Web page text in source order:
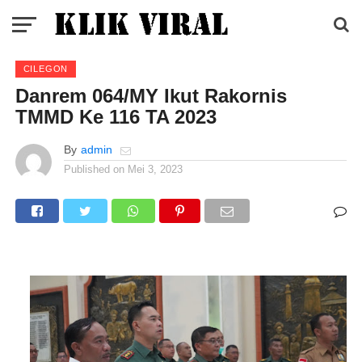
CILEGON
Danrem 064/MY Ikut Rakornis
TMMD Ke 116 TA 2023
By admin
Published on Mei 3, 2023